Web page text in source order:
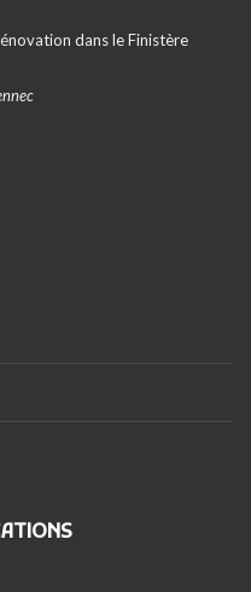
dans le Finistère